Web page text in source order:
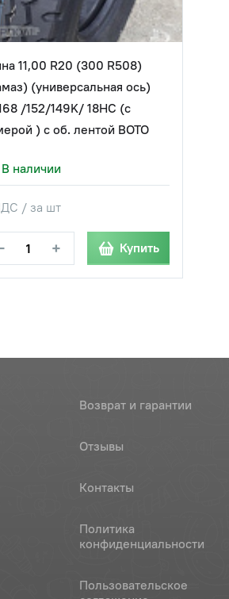
11,00 R20 (300 R508)
(универсальная ось)
/152/149K/ 18НС (с
) с об. лентой BOTO
В наличии
/ за шт
+ Купить
Возврат и гарантии
Отзывы
Контакты
Политика
конфиденциальности
Пользовательское